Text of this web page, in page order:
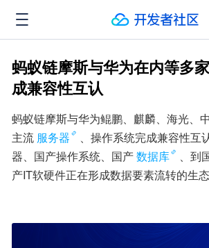
蚂蚁链摩斯与华为在内等多
成兼容性互认
蚂蚁链摩斯与华为鲲鹏、麒麟、海光、
主流 服务器
、操作系统完成兼容性互
器、国产操作系统、国产数据库
、到
产IT软硬件正在形成数据要素流转的生态